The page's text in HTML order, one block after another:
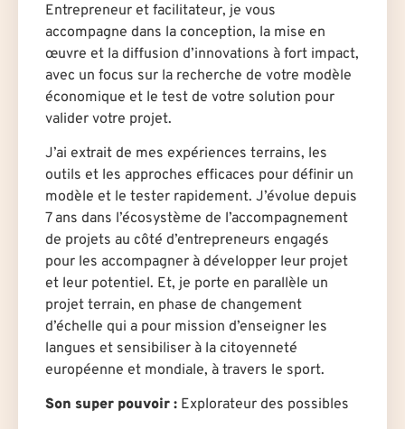
Entrepreneur et facilitateur, je vous
accompagne dans la conception, la mise en
œuvre et la diffusion d’innovations à fort impact,
avec un focus sur la recherche de votre modèle
économique et le test de votre solution pour
valider votre projet.
J’ai extrait de mes expériences terrains, les
outils et les approches efficaces pour définir un
modèle et le tester rapidement. J’évolue depuis
7 ans dans l’écosystème de l’accompagnement
de projets au côté d’entrepreneurs engagés
pour les accompagner à développer leur projet
et leur potentiel. Et, je porte en parallèle un
projet terrain, en phase de changement
d’échelle qui a pour mission d’enseigner les
langues et sensibiliser à la citoyenneté
européenne et mondiale, à travers le sport.
Son super pouvoir : Explorateur des possibles